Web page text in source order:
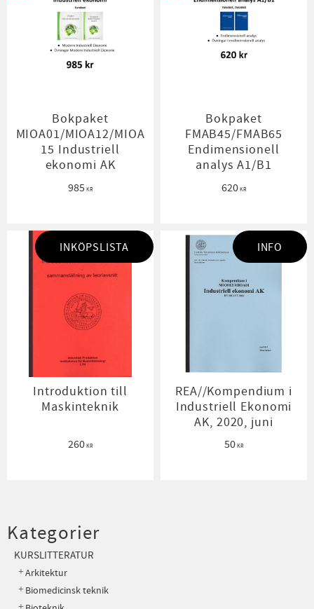
Bokpaket
MIOA01/MIOA12/MIOA
15 Industriell
ekonomi AK
985 KR
Bokpaket
FMAB45/FMAB65
Endimensionell
analys A1/B1
620KR
Introduktion till
Maskinteknik
260KR
INKÖPSLISTA
REA//Kompendium i
Industriell Ekonomi
AK, 2020, juni
50KR
INFO
Kategorier
KURSLITTERATUR
Arkitektur
Biomedicinsk teknik